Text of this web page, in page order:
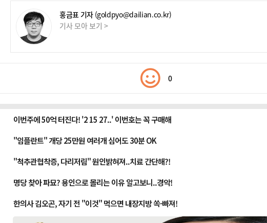
홍금표 기자 (goldpyo@dailian.co.kr)
기사 모아 보기 >
0